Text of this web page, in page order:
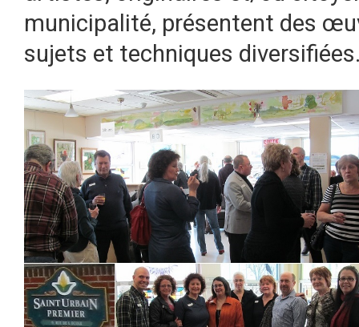
municipalité, présentent des
sujets et techniques